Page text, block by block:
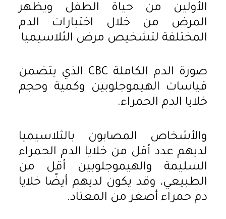
الأولين من حياة الطفل ويظهر
المرض من خلال اختبارات الدم
المختلفة لتشخيص مرض الثلاسيميا
صورة الدم الكاملة CBC الذي يتضمن
قياسات الهيموجلوبين وكمية وحجم
خلايا الدم الحمراء.
والأشخاص المصابون بالثلاسيميا
لديهم عدد أقل من خلايا الدم الحمراء
السليمة والهيموجلوبين أقل من
الطبيعي، وقد يكون لديهم أيضًا خلايا
دم حمراء أصغر من المعتاد.